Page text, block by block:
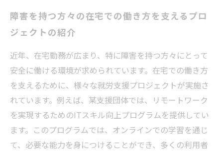
障害を持つ方々の在宅での働き方を支えるプロ
ジェクトの紹介
近年、在宅勤務が広まり、特に障害を持つ方々にとって
安全に働ける環境が求められています。在宅での働き方
を支えるために、様々な就労支援プロジェクトが実施さ
れています。例えば、某支援団体では、リモートワーク
を実現するためのITスキル向上プログラムを提供してい
ます。このプログラムでは、オンラインでの学習を通じ
て、必要な能力を身につけることができ、多くの利用者